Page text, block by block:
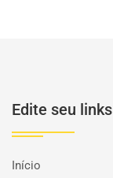
Edite seu links
Início